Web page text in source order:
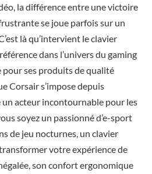
la différence entre une victoire
se joue parfois sur un
là qu’intervient le clavier
dans l’univers du gaming
pour ses produits de qualité
Corsair s’impose depuis
un acteur incontournable pour les
soyez un passionné d’e-sport
de jeu nocturnes, un clavier
votre expérience de
son confort ergonomique